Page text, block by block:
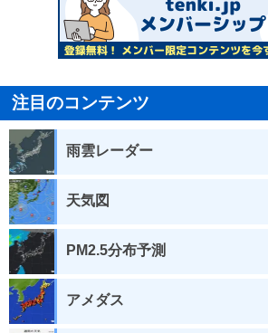
注目のコンテンツ
雨雲レーダー
天気図
PM2.5分布予測
アメダス